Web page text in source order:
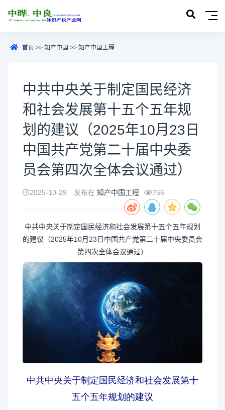
首页 >> 知产中国 >> 知产中国工程
中共中央关于制定国民经济
和社会发展第十五个五年规
划的建议（2025年10月23日
中国共产党第二十届中央委
员会第四次全体会议通过）
2025-10-29 发布在 知产中国工程 756
中共中央关于制定国民经济和社会发展第十五个五年规划
的建议（2025年10月23日中国共产党第二十届中央委员会
第四次全体会议通过）
中共中央关于制定国民经济和社会发展第十
五个五年规划的建议